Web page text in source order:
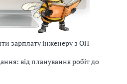
зарплату інженеру з ОП
від планування робіт до